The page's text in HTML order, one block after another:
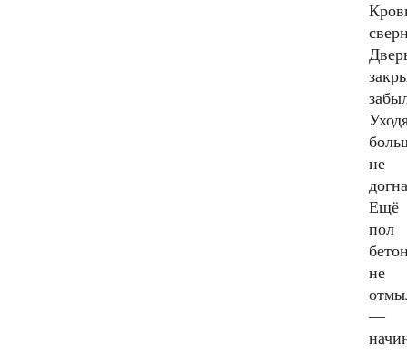
не
Ещё
пол
не
—